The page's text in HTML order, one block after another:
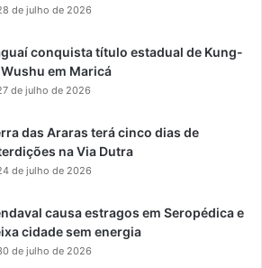
de julho de 2026
conquista título estadual de Kung-
em Maricá
de julho de 2026
das Araras terá cinco dias de
na Via Dutra
de julho de 2026
causa estragos em Seropédica e
cidade sem energia
de julho de 2026